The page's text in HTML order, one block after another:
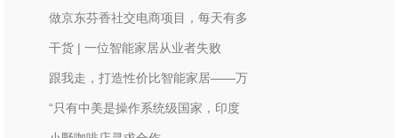
做京东芬香社交电商项目，每天有多
干货 | 一位智能家居从业者失败
跟我走，打造性价比智能家居——万
“只有中美是操作系统级国家，印度